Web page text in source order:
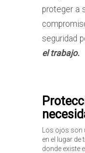
proteger a
seguridad
el trabajo.
Los ojos
en el lugar de
donde existe